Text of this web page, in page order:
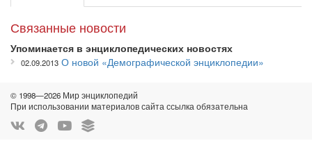
Связанные новости
Упоминается в энциклопедических новостях
02.09.2013 О новой «Демографической энциклопедии»
© 1998—2026 Мир энциклопедий
При использовании материалов сайта ссылка обязательна